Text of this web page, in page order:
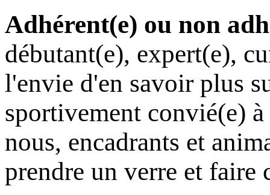
Adhérent(e) ou non
débutant(e), expert(e),
l'envie d'en savoir plus
sportivement convié(e)
nous, encadrants et
prendre un verre et faire